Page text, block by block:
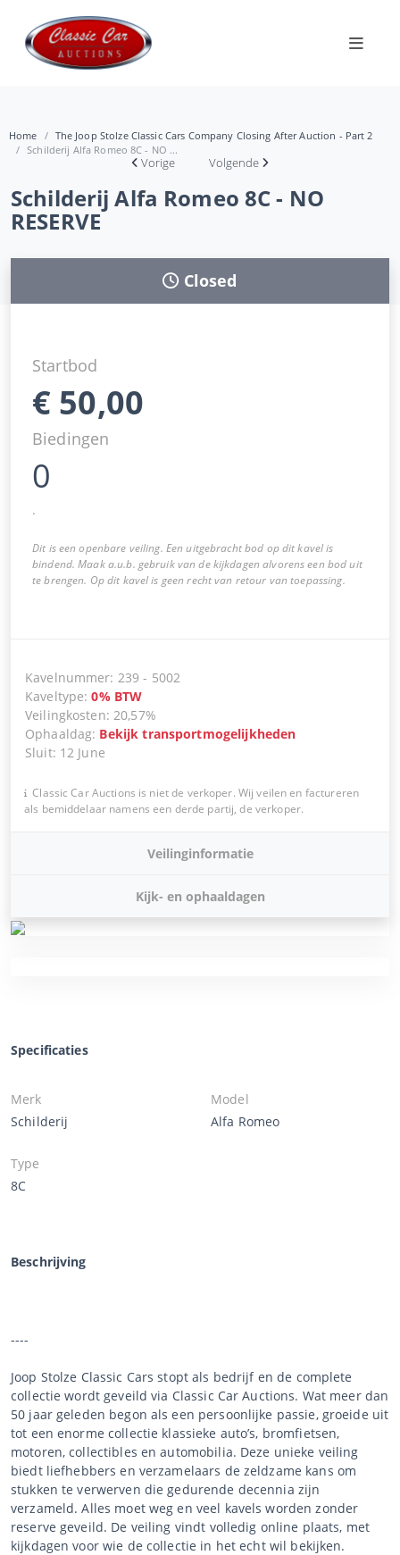
Home
The Joop Stolze Classic Cars Company Closing After Auction - Part 2
Schilderij Alfa Romeo 8C - NO ...
Vorige Volgende
Schilderij Alfa Romeo 8C - NO
RESERVE
Closed
Startbod
€ 50,00
Biedingen
0
.
Dit is een openbare veiling. Een uitgebracht bod op dit kavel is
bindend. Maak a.u.b. gebruik van de kijkdagen alvorens een bod uit
te brengen. Op dit kavel is geen recht van retour van toepassing.
Kavelnummer: 239 - 5002
Kaveltype:0% BTW
Veilingkosten:20,57%
Ophaaldag: Bekijk transportmogelijkheden
Sluit: 12 June
Classic Car Auctions is niet de verkoper. Wij veilen en factureren
als bemiddelaar namens een derde partij, de verkoper.
Veilinginformatie
Kijk- en ophaaldagen
Specificaties
Merk
Schilderij
Model
Alfa Romeo
Type
8C
Beschrijving
----
Joop Stolze Classic Cars stopt als bedrijf en de complete
collectie wordt geveild via Classic Car Auctions. Wat meer dan
50 jaar geleden begon als een persoonlijke passie, groeide uit
tot een enorme collectie klassieke auto’s, bromfietsen,
motoren, collectibles en automobilia. Deze unieke veiling
biedt liefhebbers en verzamelaars de zeldzame kans om
stukken te verwerven die gedurende decennia zijn
verzameld. Alles moet weg en veel kavels worden zonder
reserve geveild. De veiling vindt volledig online plaats, met
kijkdagen voor wie de collectie in het echt wil bekijken.